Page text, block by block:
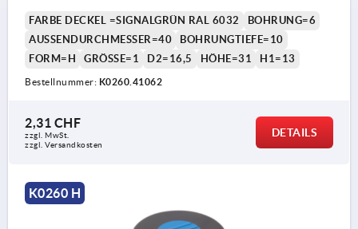
FARBE DECKEL =SIGNALGRÜN RAL 6032
BOHRUNG=6
AUSSENDURCHMESSER=40
BOHRUNGTIEFE=10
FORM=H
GRÖSSE=1 D2=16,5 HÖHE=31 H1=13
Bestellnummer: K0260.41062
2,31 CHF
zzgl. MwSt.
zzgl. Versandkosten
DETAILS
K0260 H